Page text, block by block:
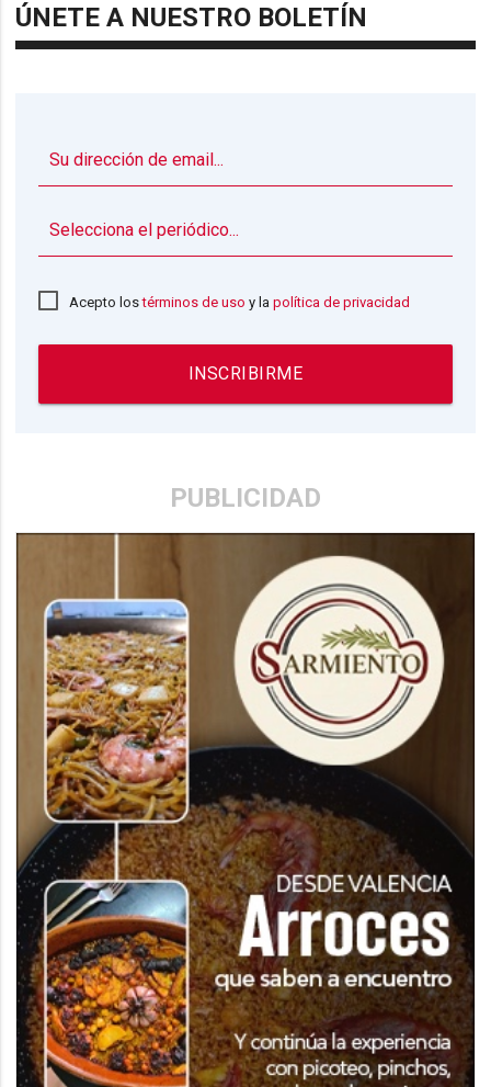
ÚNETE A NUESTRO BOLETÍN
Acepto lostérminos de uso y lapolítica de privacidad
INSCRIBIRME
PUBLICIDAD